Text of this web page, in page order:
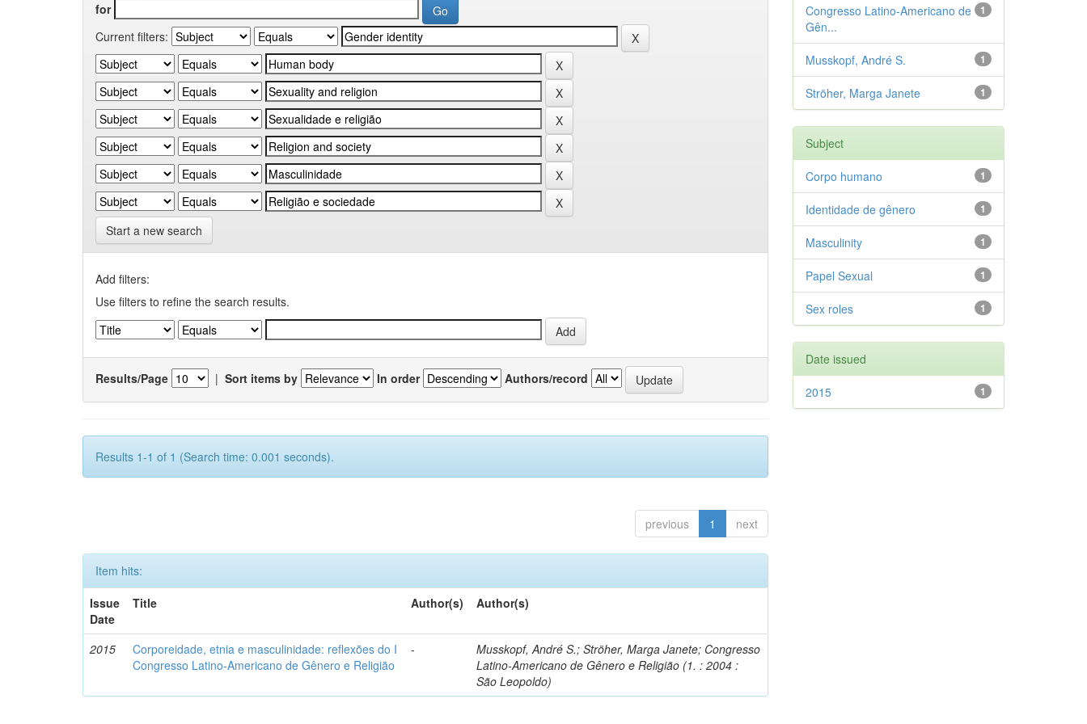
for
Current filters:
Start a new search
Add filters:
Use filters to refine the search results.
Results/Page | Sort items by In order Authors/record
Results 1-1 of 1 (Search time: 0.001 seconds).
previous 1 next
Item hits:
Issue
Date
Title Author(s) Author(s)
2015
Corporeidade, etnia e masculinidade: reflexões do I
Congresso Latino-Americano de Gênero e Religião
-
Musskopf, André S.; Ströher, Marga Janete; Congresso
Latino-Americano de Gênero e Religião (1. : 2004 :
São Leopoldo)
1
Congresso Latino-Americano de
Gên...
1
Musskopf, André S.
1
Ströher, Marga Janete
Subject
1
Corpo humano
1
Identidade de gênero
1
Masculinity
1
Papel Sexual
1
Sex roles
Date issued
1
2015